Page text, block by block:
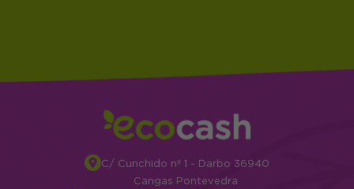
C/ Cunchido nº 1 - Darbo 36940
Cangas Pontevedra